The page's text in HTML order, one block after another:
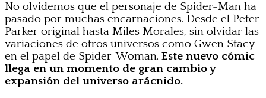
No olvidemos que el personaje de Spider-Man ha
pasado por muchas encarnaciones. Desde el Peter
Parker original hasta Miles Morales, sin olvidar las
variaciones de otros universos como Gwen Stacy
en el papel de Spider-Woman. Este nuevo cómic
llega en un momento de gran cambio y
expansión del universo arácnido.